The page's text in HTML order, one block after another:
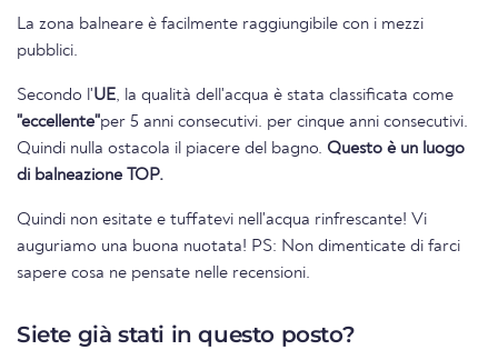
La zona balneare è facilmente raggiungibile con i mezzi
pubblici.
Secondo l'UE, la qualità dell'acqua è stata classificata come
"eccellente"per 5 anni consecutivi. per cinque anni consecutivi.
Quindi nulla ostacola il piacere del bagno. Questo è un luogo
di balneazione TOP.
Quindi non esitate e tuffatevi nell'acqua rinfrescante! Vi
auguriamo una buona nuotata! PS: Non dimenticate di farci
sapere cosa ne pensate nelle recensioni.
Siete già stati in questo posto?